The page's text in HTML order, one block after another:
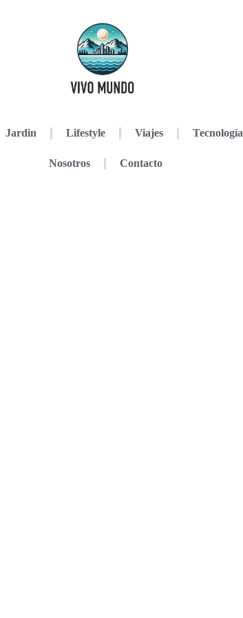
Jardin Lifestyle Viajes Tecnología
Nosotros Contacto